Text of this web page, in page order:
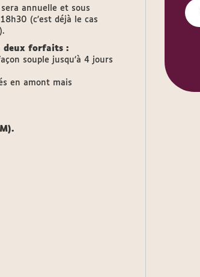
annuelle et sous
(c’est déjà le cas
deux forfaits :
souple jusqu’à 4 jours
en amont mais